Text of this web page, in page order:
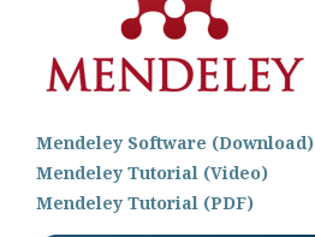
Mendeley Software (Download)
Mendeley Tutorial (Video)
Mendeley Tutorial (PDF)